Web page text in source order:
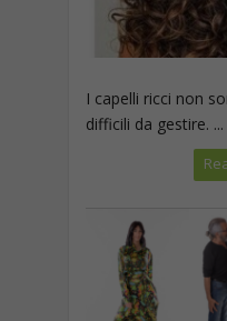
I capelli ricci non
difficili da gestire. ...